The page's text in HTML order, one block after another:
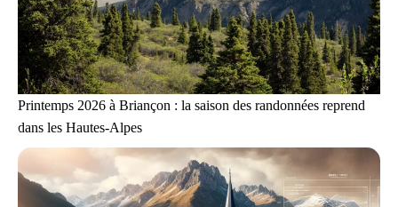
Printemps 2026 à Briançon : la saison des randonnées reprend
dans les Hautes-Alpes